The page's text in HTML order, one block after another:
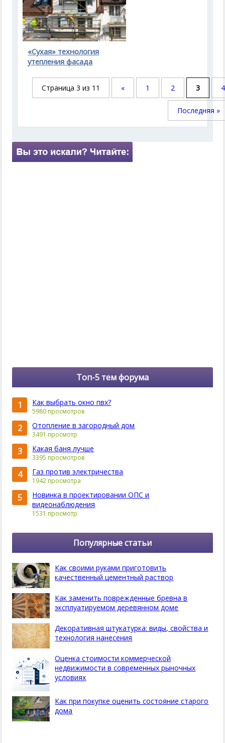
«Сухая» технология
утепления фасада
Страница 3 из 11 « 1 2 3 4
Последняя »
Топ-5 тем форума
1 Как выбрать окно пвх?
5980 просмотров
2 Отопление в загородный дом
3491 просмотр
3 Какая баня лучше
3395 просмотров
4 Газ против электричества
1942 просмотра
5
Новинка в проектировании ОПС и
видеонаблюдения
1531 просмотр
Популярные статьи
Как своими руками приготовить
качественный цементный раствор
Как заменить поврежденные бревна в
эксплуатируемом деревянном доме
Декоративная штукатурка: виды, свойства и
технология нанесения
Оценка стоимости коммерческой
недвижимости в современных рыночных
условиях
Как при покупке оценить состояние старого
дома